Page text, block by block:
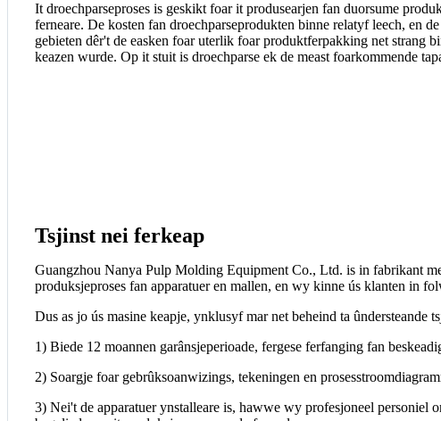
It droechparseproses is geskikt foar it produsearjen fan duorsume
ferneare. De kosten fan droechparseprodukten binne relatyf leech, en
gebieten dêr't de easken foar uterlik foar produktferpakking net strang
keazen wurde. Op it stuit is droechparse ek de meast foarkommende
Tsjinst nei ferkeap
Guangzhou Nanya Pulp Molding Equipment Co., Ltd. is in fabrikant
produksjeproses fan apparatuer en mallen, en wy kinne ús klanten in
Dus as jo ús masine keapje, ynklusyf mar net beheind ta ûndersteande
1) Biede 12 moannen garânsjeperioade, fergese ferfanging fan
2) Soargje foar gebrûksoanwizings, tekeningen en
3) Nei't de apparatuer ynstalleare is, hawwe wy profesjoneel personiel